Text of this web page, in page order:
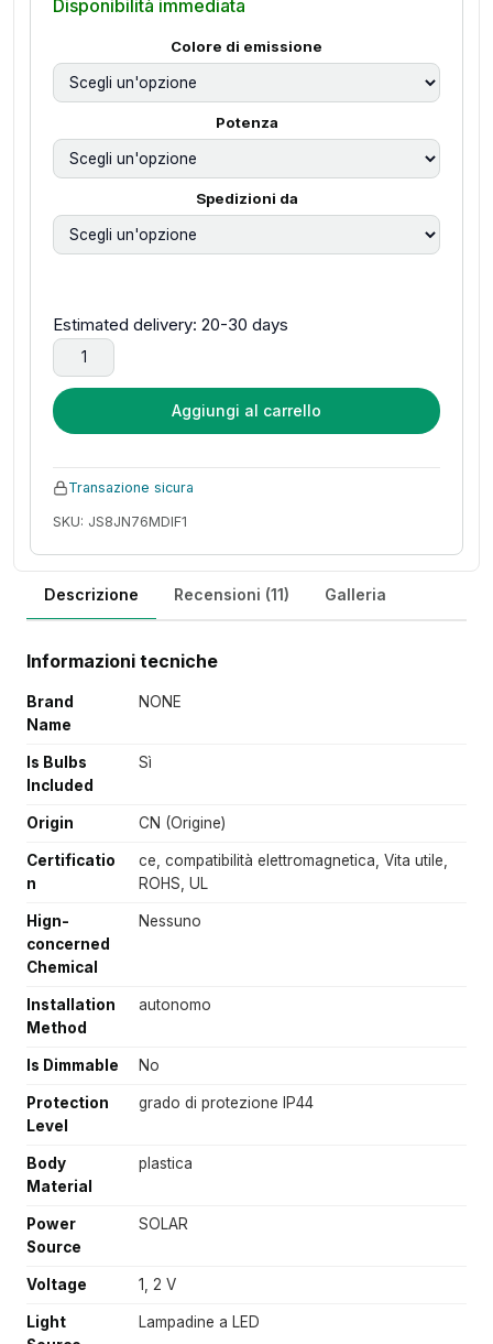
Disponibilità immediata
Colore di emissione
Potenza
Spedizioni da
Estimated delivery: 20-30 days
Luci a stringa solari Ghirlanda da esterno Lampadine a
Aggiungi al carrello
Transazione sicura
SKU: JS8JN76MDIF1
Descrizione Recensioni (11) Galleria
Informazioni tecniche
Brand
Name
NONE
Is Bulbs
Included
Sì
Origin CN (Origine)
Certificatio
n
ce, compatibilità elettromagnetica, Vita utile,
ROHS, UL
Hign-
concerned
Chemical
Nessuno
Installation
Method
autonomo
Is Dimmable No
Protection
Level
grado di protezione IP44
Body
Material
plastica
Power
Source
SOLAR
Voltage 1, 2 V
Light
Lampadine a LED